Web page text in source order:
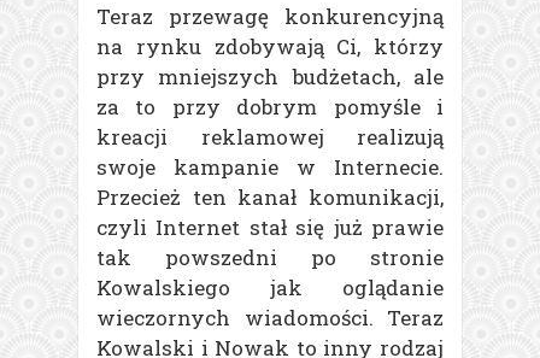
Teraz przewagę konkurencyjną
na rynku zdobywają Ci, którzy
przy mniejszych budżetach, ale
za to przy dobrym pomyśle i
kreacji reklamowej realizują
swoje kampanie w Internecie.
Przecież ten kanał komunikacji,
czyli Internet stał się już prawie
tak powszedni po stronie
Kowalskiego jak oglądanie
wieczornych wiadomości. Teraz
Kowalski i Nowak to inny rodzaj